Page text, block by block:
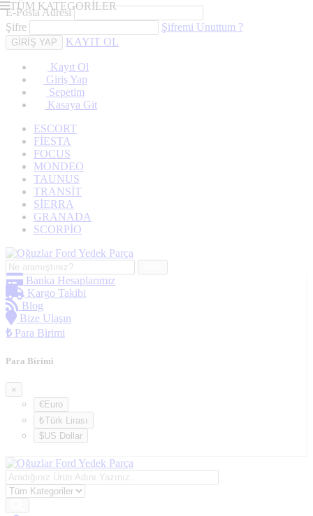
E-Posta Adresi
Şifre
Şifremi Unuttum ?
KAYIT OL
Kayıt Ol
Giriş Yap
Sepetim
Kasaya Git
ESCORT
FİESTA
FOCUS
MONDEO
TAUNUS
TRANSİT
SİERRA
GRANADA
SCORPİO
Banka Hesaplarımız
Kargo Takibi
Blog
Bize Ulaşın
₺ Para Birimi
Para Birimi
×
€Euro
₺Türk Lirası
$US Dollar
TÜM KATEGORİLER